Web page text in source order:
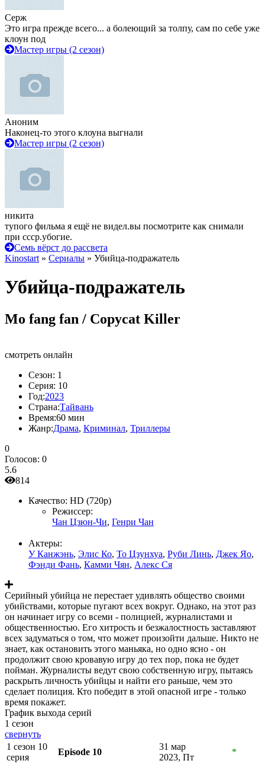
Серж
Это игра прежде всего... а болеющий за толпу, сам по себе уже
клоун под
Мастер игры (2 сезон)
Аноним
Наконец-то этого клоуна выгнали
Мастер игры (2 сезон)
никита
тупого фильма я ещё не видел.вы посмотрите как снимали
при ссср.убогие.
Семь вёрст до рассвета
Kinostart » Сериалы » Убийца-подражатель
Убийца-подражатель
Mo fang fan / Copycat Killer
смотреть онлайн
Сезон: 1
Серия: 10
Год:2023
Страна:Тайвань
Время:60 мин
Жанр:Драма, Криминал, Триллеры
0
Голосов: 0
5.6
814
Качество: HD (720p)
Режиссер:
Чан Цзюн-Чи, Генри Чан
Актеры:
У Канжэнь, Элис Ко, То Цзунхуа, Руби Линь, Джек Яо,
Фэнди Фань, Камми Чян, Алекс Ся
Серийный убийца не перестает удивлять общество своими
убийствами, которые пугают всех вокруг. Однако, на этот раз
он начинает игру со всеми - полицией, журналистами и
общественностью. Его хитрость и безжалостность заставляют
всех задуматься о том, что может произойти дальше. Никто не
знает, как остановить этого маньяка, но одно ясно - он
продолжит свою кровавую игру до тех пор, пока не будет
пойман. Журналисты ведут свою собственную игру, пытаясь
раскрыть личность убийцы и найти его раньше, чем это
сделает полиция. Кто победит в этой опасной игре - только
время покажет.
График выхода серий
1 сезон
свернуть
1 сезон 10
серия
Episode 10
31 мар
2023, Пт
*